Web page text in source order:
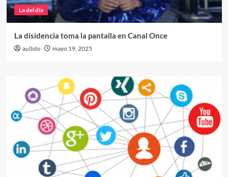
La del día
La disidencia toma la pantalla en Canal Once
aullido mayo 19, 2025